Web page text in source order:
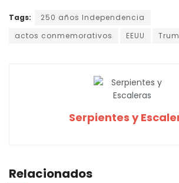
Tags:
250 años Independencia
actos conmemorativos
EEUU
Serpientes y
Relacionados